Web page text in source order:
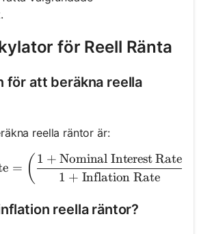
för Reell Ränta
för att beräkna reella
reella räntor är:
\text{Real Interest
= ( 1 + Inflation Rate
1 + Nominal Interest Rate
reella räntor?